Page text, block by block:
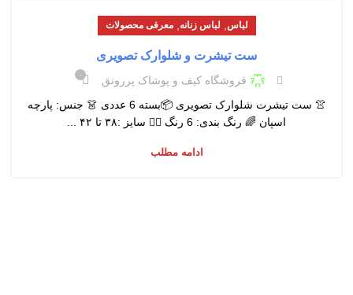
لباس, لباس زنانه,معرفی محصولات
ست تیشرت و شلوارک تصویری
فروشگاه کیف و پوشاک پررونق ۰
👚 ست تیشرت شلوارک تصویری 📦بسته 6 عددی 👗 جنس: پارچه
اسپان 🌈 رنگ بندی: 6 رنگ 👯‍♂ سایز :۳۸ تا ۴۲ ...
ادامه مطلب